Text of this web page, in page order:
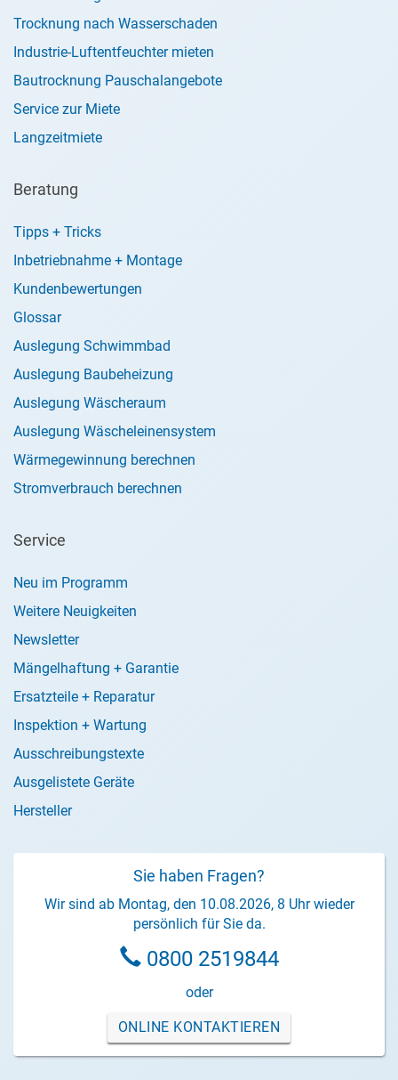
Trocknung nach Wasserschaden
Industrie-Luftentfeuchter mieten
Bautrocknung Pauschalangebote
Service zur Miete
Langzeitmiete
Beratung
Tipps + Tricks
Inbetriebnahme + Montage
Kundenbewertungen
Glossar
Auslegung Schwimmbad
Auslegung Baubeheizung
Auslegung Wäscheraum
Auslegung Wäscheleinensystem
Wärmegewinnung berechnen
Stromverbrauch berechnen
Service
Neu im Programm
Weitere Neuigkeiten
Newsletter
Mängelhaftung + Garantie
Ersatzteile + Reparatur
Inspektion + Wartung
Ausschreibungstexte
Ausgelistete Geräte
Hersteller
Sie haben Fragen?
Wir sind ab Montag, den 10.08.2026, 8 Uhr wieder
persönlich für Sie da.
0800 2519844
oder
ONLINE KONTAKTIEREN